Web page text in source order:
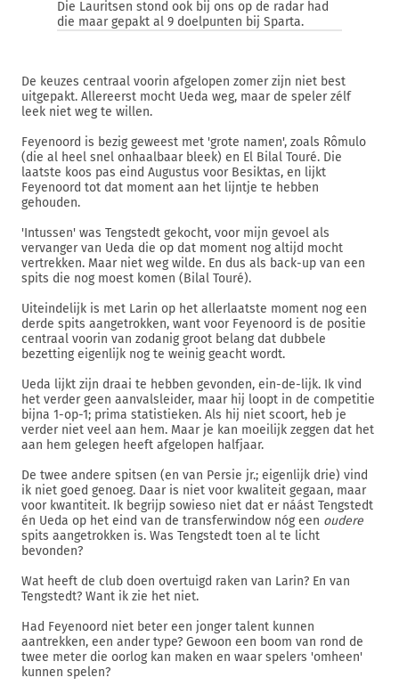
Die Lauritsen stond ook bij ons op de radar had
die maar gepakt al 9 doelpunten bij Sparta.
De keuzes centraal voorin afgelopen zomer zijn niet best
uitgepakt. Allereerst mocht Ueda weg, maar de speler zélf
leek niet weg te willen.
Feyenoord is bezig geweest met 'grote namen', zoals Rômulo
(die al heel snel onhaalbaar bleek) en El Bilal Touré. Die
laatste koos pas eind Augustus voor Besiktas, en lijkt
Feyenoord tot dat moment aan het lijntje te hebben
gehouden.
'Intussen' was Tengstedt gekocht, voor mijn gevoel als
vervanger van Ueda die op dat moment nog altijd mocht
vertrekken. Maar niet weg wilde. En dus als back-up van een
spits die nog moest komen (Bilal Touré).
Uiteindelijk is met Larin op het allerlaatste moment nog een
derde spits aangetrokken, want voor Feyenoord is de positie
centraal voorin van zodanig groot belang dat dubbele
bezetting eigenlijk nog te weinig geacht wordt.
Ueda lijkt zijn draai te hebben gevonden, ein-de-lijk. Ik vind
het verder geen aanvalsleider, maar hij loopt in de competitie
bijna 1-op-1; prima statistieken. Als hij niet scoort, heb je
verder niet veel aan hem. Maar je kan moeilijk zeggen dat het
aan hem gelegen heeft afgelopen halfjaar.
De twee andere spitsen (en van Persie jr.; eigenlijk drie) vind
ik niet goed genoeg. Daar is niet voor kwaliteit gegaan, maar
voor kwantiteit. Ik begrijp sowieso niet dat er náást Tengstedt
én Ueda op het eind van de transferwindow nóg een oudere
spits aangetrokken is. Was Tengstedt toen al te licht
bevonden?
Wat heeft de club doen overtuigd raken van Larin? En van
Tengstedt? Want ik zie het niet.
Had Feyenoord niet beter een jonger talent kunnen
aantrekken, een ander type? Gewoon een boom van rond de
twee meter die oorlog kan maken en waar spelers 'omheen'
kunnen spelen?